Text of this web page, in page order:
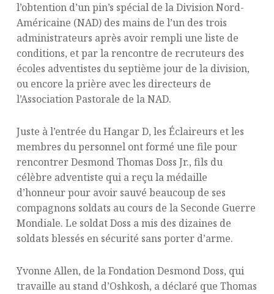
l’obtention d’un pin’s spécial de la Division Nord-
Américaine (NAD) des mains de l’un des trois
administrateurs après avoir rempli une liste de
conditions, et par la rencontre de recruteurs des
écoles adventistes du septième jour de la division,
ou encore la prière avec les directeurs de
l’Association Pastorale de la NAD.
Juste à l’entrée du Hangar D, les Éclaireurs et les
membres du personnel ont formé une file pour
rencontrer Desmond Thomas Doss Jr., fils du
célèbre adventiste qui a reçu la médaille
d’honneur pour avoir sauvé beaucoup de ses
compagnons soldats au cours de la Seconde Guerre
Mondiale. Le soldat Doss a mis des dizaines de
soldats blessés en sécurité sans porter d’arme.
Yvonne Allen, de la Fondation Desmond Doss, qui
travaille au stand d’Oshkosh, a déclaré que Thomas